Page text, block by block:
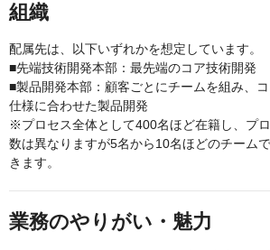
組織
配属先は、以下いずれかを想定しています。
■先端技術開発本部：最先端のコア技術開発
■製品開発本部：顧客ごとにチームを組み、
仕様に合わせた製品開発
※プロセス全体として400名ほど在籍し、プ
数は異なりますが5名から10名ほどのチーム
きます。
業務のやりがい・魅力